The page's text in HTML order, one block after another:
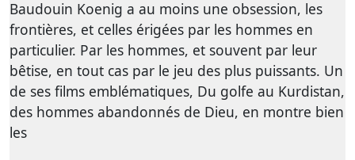
Baudouin Koenig a au moins une obsession, les
frontières, et celles érigées par les hommes en
particulier. Par les hommes, et souvent par leur
bêtise, en tout cas par le jeu des plus puissants. Un
de ses films emblématiques, Du golfe au Kurdistan,
des hommes abandonnés de Dieu, en montre bien
les